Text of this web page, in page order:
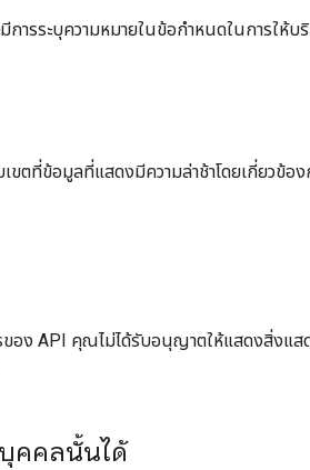
การระบุความหมายในข้อกำหนดในการให้บ
ขตที่ข้อมูลที่แสดงมีความล่าช้าโดยเกี่ยวข้
ของ API คุณไม่ได้รับอนุญาตให้แสดงสิ่งแ
คคลนั้นได้